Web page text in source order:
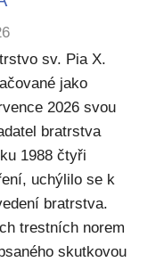
sv. Pia X.
jako
2026 svou
bratrstva
1988 čtyři
uchýlilo se k
bratrstva.
trestních norem
skutkovou